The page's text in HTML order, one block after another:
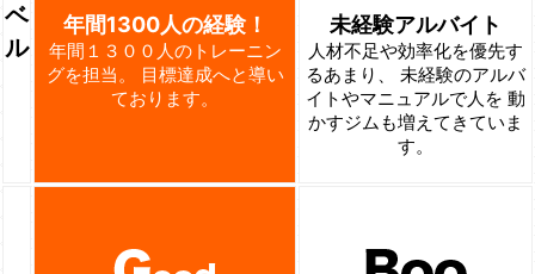
ベ
ル
年間1300人の経験！
年間１３００人のトレーニン
グを担当。
目標達成へと導い
ております。
未経験アルバイト
人材不足や効率化を優先す
るあまり、
未経験のアルバ
イトやマニュアルで人を 動
かすジムも増えてきていま
す。